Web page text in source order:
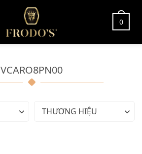
0
VCARO8PN00
THƯƠNG HIỆU